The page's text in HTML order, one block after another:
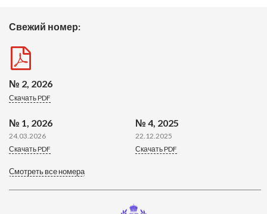
Свежий номер:
№ 2, 2026
Скачать PDF
№ 1, 2026
24.03.2026
Скачать PDF
№ 4, 2025
22.12.2025
Скачать PDF
Смотреть все номера